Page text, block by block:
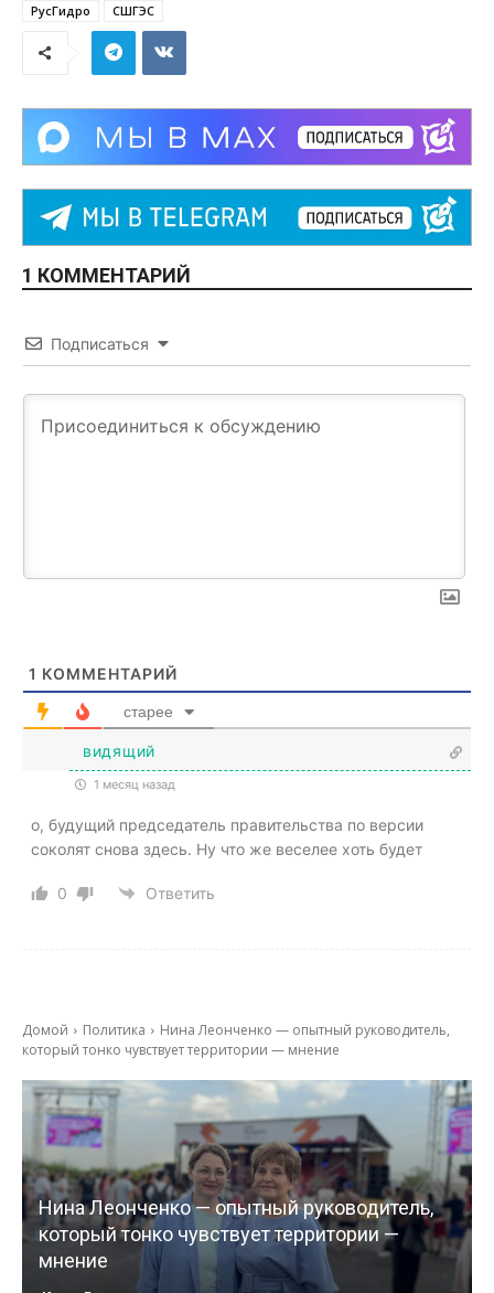
РусГидро
СШГЭС
1 КОММЕНТАРИЙ
Подписаться
1 КОММЕНТАРИЙ
старее
видящий
1 месяц назад
о, будущий председатель правительства по версии
соколят снова здесь. Ну что же веселее хоть будет
0 Ответить